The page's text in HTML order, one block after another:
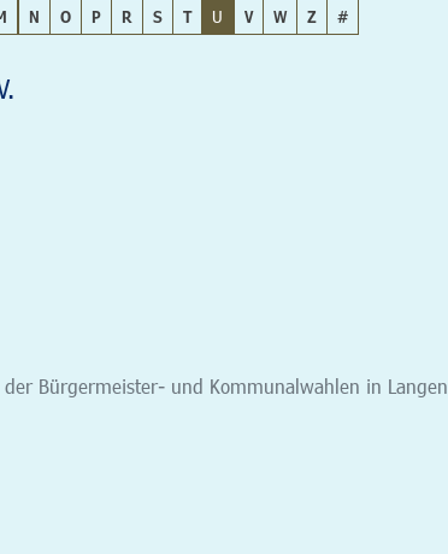
N O P R S T U V W Z #
Bürgermeister- und Kommunalwahlen in Langen